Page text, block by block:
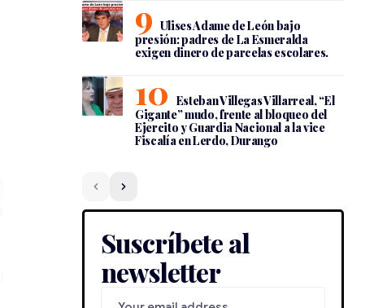
Ulises Adame de León bajo
presión: padres de La Esmeralda
exigen dinero de parcelas escolares.
Esteban Villegas Villarreal, “El
Gigante” mudo, frente al bloqueo del
Ejercito y Guardia Nacional a la vice
Fiscalía en Lerdo, Durango
Suscríbete al
newsletter